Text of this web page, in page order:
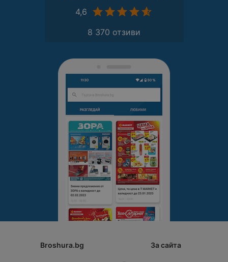
4,6
8 370 отзиви
Broshura.bg За сайта